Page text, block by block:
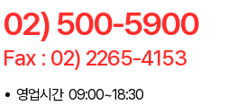
02) 500-5900
Fax : 02) 2265-4153
영업시간 09:00~18:30